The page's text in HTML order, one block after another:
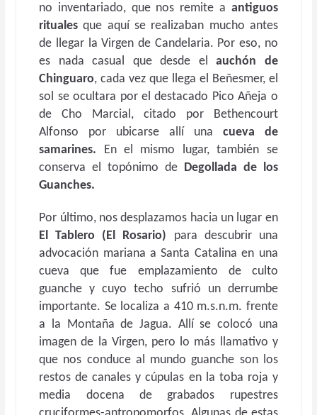
no inventariado, que nos remite a antiguos
rituales que aquí se realizaban mucho antes
de llegar la Virgen de Candelaria. Por eso, no
es nada casual que desde elauchón de
Chinguaro, cada vez que llega el Beñesmer, el
sol se ocultara por el destacado Pico Añeja o
de Cho Marcial, citado por Bethencourt
Alfonso por ubicarse allí una cueva de
samarines. En el mismo lugar, también se
conserva el topónimo de
Degollada de los
Guanches.
Por último, nos desplazamos hacia un lugar en
El Tablero (El Rosario) para descubrir una
advocación mariana a Santa Catalina en una
cueva que fue emplazamiento de culto
guanche y cuyo techo sufrió un derrumbe
importante. Se localiza a 410 m.s.n.m. frente
a la Montaña de Jagua. Allí se colocó una
imagen de la Virgen, pero lo más llamativo y
que nos conduce al mundo guanche son los
restos de canales y cúpulas en la toba roja y
media docena de grabados rupestres